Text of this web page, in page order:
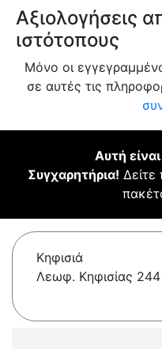
Αξιολογήσεις
ιστότοπους
Μόνο οι
σε αυτές τις
Αυτή
Συγχαρητήρια!
Κηφισιά
Λεωφ. Κηφισίας 244